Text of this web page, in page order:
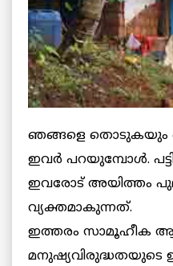
ഞങ്ങളെ തൊടുകയും
ഇവര്‍ പറയുമ്പോള്‍.
ഇവരോട് അയിത്തം
വ്യക്തമാകുന്നത്.
ഇത്തരം സാമൂഹീക
മനുഷ്യവിരുദ്ധതയുടെ